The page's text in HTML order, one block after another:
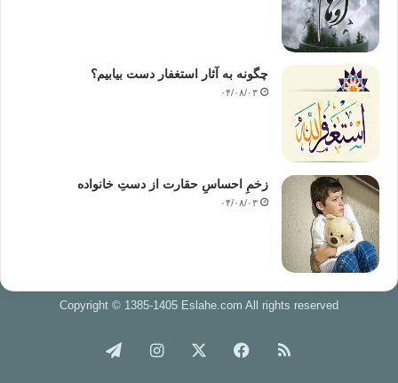
چگونه به آثار استغفار دست بیابیم؟
۰۴/۰۸/۰۳
زخمِ احساسِ حقارت از دستِ خانواده
۰۴/۰۸/۰۳
Copyright © 1385-1405 Eslahe.com All rights reserved
خوراک فیس اینستاگرام